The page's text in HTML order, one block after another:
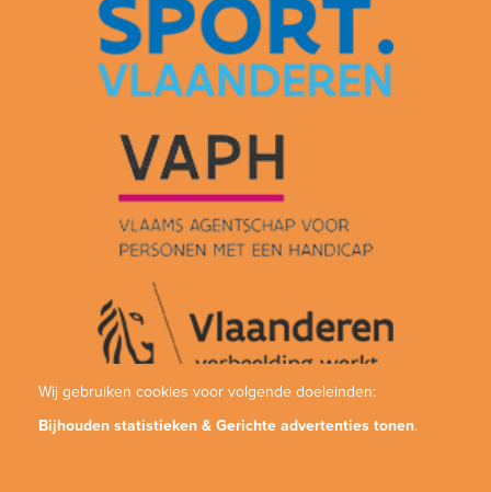
Wij gebruiken cookies voor volgende doeleinden:
Bijhouden statistieken & Gerichte advertenties tonen.